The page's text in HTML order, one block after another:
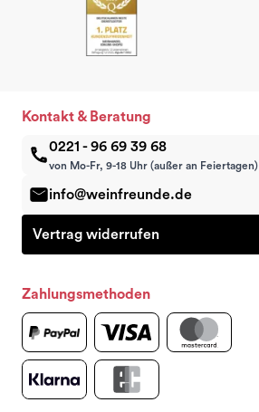
Kontakt & Beratung
0221 - 96 69 39 68
von Mo-Fr, 9-18 Uhr (außer an Feiertagen)
info@weinfreunde.de
Vertrag widerrufen
Zahlungsmethoden